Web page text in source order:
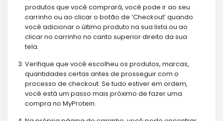
produtos que você comprará, você pode ir ao seu
carrinho ou ao clicar o botão de ‘Checkout’ quando
você adicionar o último produto na sua lista ou ao
clicar no carrinho no canto superior direito da sua
tela.
Verifique que você escolheu os produtos, marcas,
quantidades certas antes de prosseguir com o
processo de checkout. Se tudo estiver em ordem,
você está um passo mais próximo de fazer uma
compra no MyProtein.